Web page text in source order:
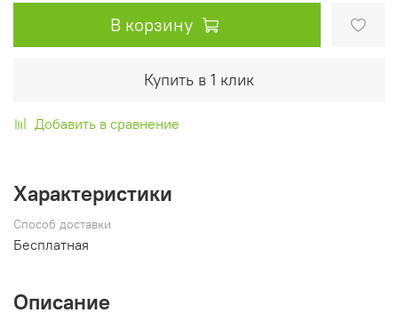
В корзину
Купить в 1 клик
Добавить в сравнение
Характеристики
Способ доставки
Бесплатная
Описание